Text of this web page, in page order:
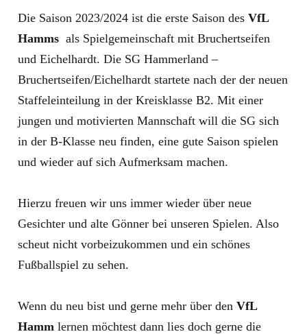
Die Saison 2023/2024 ist die erste Saison des VfL
Hamms als Spielgemeinschaft mit Bruchertseifen
und Eichelhardt. Die SG Hammerland –
Bruchertseifen/Eichelhardt startete nach der der neuen
Staffeleinteilung in der Kreisklasse B2. Mit einer
jungen und motivierten Mannschaft will die SG sich
in der B-Klasse neu finden, eine gute Saison spielen
und wieder auf sich Aufmerksam machen.
Hierzu freuen wir uns immer wieder über neue
Gesichter und alte Gönner bei unseren Spielen. Also
scheut nicht vorbeizukommen und ein schönes
Fußballspiel zu sehen.
Wenn du neu bist und gerne mehr über den VfL
Hamm lernen möchtest dann lies doch gerne die